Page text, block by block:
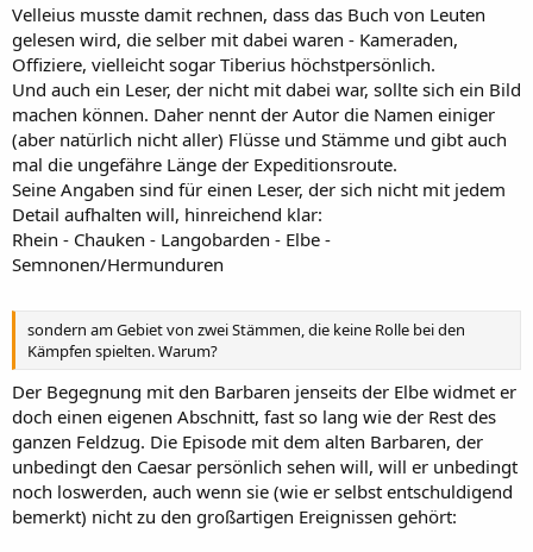
Velleius musste damit rechnen, dass das Buch von Leuten
gelesen wird, die selber mit dabei waren - Kameraden,
Offiziere, vielleicht sogar Tiberius höchstpersönlich.
Und auch ein Leser, der nicht mit dabei war, sollte sich ein Bild
machen können. Daher nennt der Autor die Namen einiger
(aber natürlich nicht aller) Flüsse und Stämme und gibt auch
mal die ungefähre Länge der Expeditionsroute.
Seine Angaben sind für einen Leser, der sich nicht mit jedem
Detail aufhalten will, hinreichend klar:
Rhein - Chauken - Langobarden - Elbe -
Semnonen/Hermunduren
sondern am Gebiet von zwei Stämmen, die keine Rolle bei den
Kämpfen spielten. Warum?
Der Begegnung mit den Barbaren jenseits der Elbe widmet er
doch einen eigenen Abschnitt, fast so lang wie der Rest des
ganzen Feldzug. Die Episode mit dem alten Barbaren, der
unbedingt den Caesar persönlich sehen will, will er unbedingt
noch loswerden, auch wenn sie (wie er selbst entschuldigend
bemerkt) nicht zu den großartigen Ereignissen gehört: